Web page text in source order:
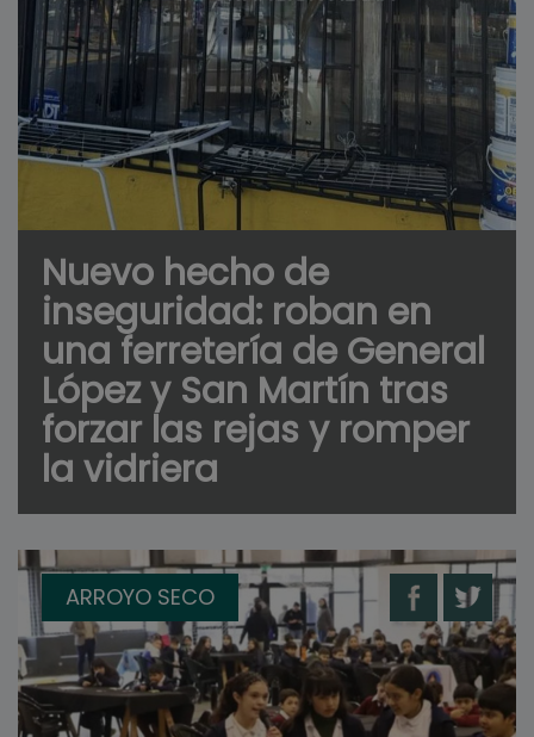
Nuevo hecho de
inseguridad: roban en
una ferretería de General
López y San Martín tras
forzar las rejas y romper
la vidriera
ARROYO SECO